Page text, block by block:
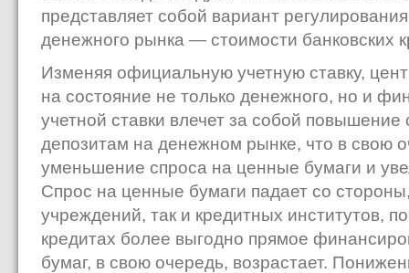
представляет собой вариант
денежного рынка — стоимости банковских
Изменяя официальную учетную ставку,
на состояние не только денежного, но и
учетной ставки влечет за собой повышение
депозитам на денежном рынке, что в свою
уменьшение спроса на ценные бумаги и
Спрос на ценные бумаги падает со
учреждений, так и кредитных институтов,
кредитах более выгодно прямое
бумаг, в свою очередь, возрастает.